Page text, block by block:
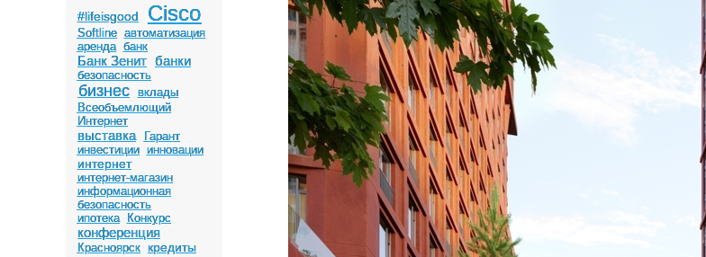
#lifeisgood Cisco
Softline автоматизация
аренда банк
Банк Зенит банки
безопасность
бизнес
вклады
Всеобъемлющий
Интернет
выставка
Гарант
инвестиции инновации
интернет
интернет-магазин
информационная
безопасность
ипотека
Конкурс
конференция
Красноярск кредиты